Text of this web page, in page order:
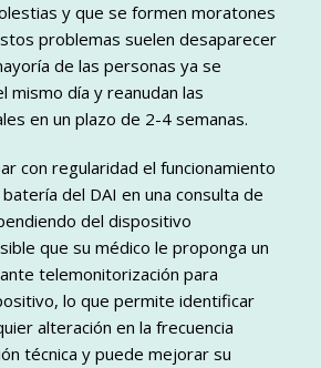
y que se formen moratones
problemas suelen desaparecer
de las personas ya se
mismo día y reanudan las
en un plazo de 2-4 semanas.
con regularidad el funcionamiento
del DAI en una consulta de
del dispositivo
que su médico le proponga un
telemonitorización para
lo que permite identificar
alteración en la frecuencia
técnica y puede mejorar su